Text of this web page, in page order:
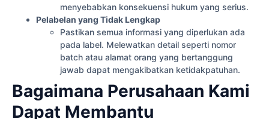
menyebabkan konsekuensi hukum yang serius.
Pelabelan yang Tidak Lengkap
Pastikan semua informasi yang diperlukan ada
pada label. Melewatkan detail seperti nomor
batch atau alamat orang yang bertanggung
jawab dapat mengakibatkan ketidakpatuhan.
Bagaimana Perusahaan Kami
Dapat Membantu